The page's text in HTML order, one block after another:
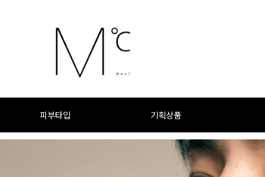
피부타입 기획상품